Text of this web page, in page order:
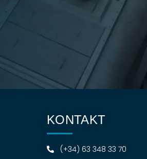
KONTAKT
(+34) 63 348 33 70